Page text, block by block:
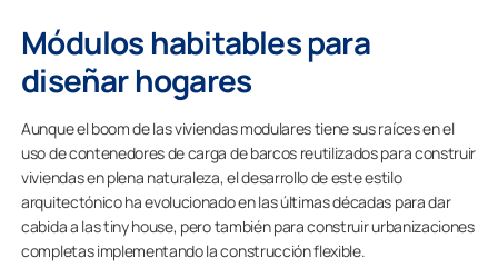
Módulos habitables para
diseñar hogares
Aunque el boom de las viviendas modulares tiene sus raíces en el
uso de contenedores de carga de barcos reutilizados para construir
viviendas en plena naturaleza, el desarrollo de este estilo
arquitectónico ha evolucionado en las últimas décadas para dar
cabida a las tiny house, pero también para construir urbanizaciones
completas implementando la construcción flexible.